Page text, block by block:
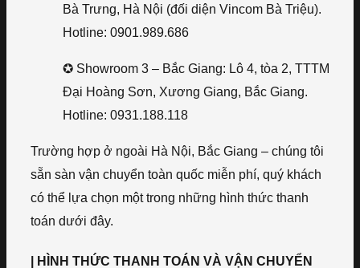
Bà Trưng, Hà Nội (đối diện Vincom Bà Triệu).
Hotline: 0901.989.686
✪ Showroom 3 – Bắc Giang: Lô 4, tòa 2, TTTM
Đại Hoàng Sơn, Xương Giang, Bắc Giang.
Hotline: 0931.188.118
Trường hợp ở ngoài Hà Nội, Bắc Giang – chúng tôi
sẵn sàn vận chuyển toàn quốc miễn phí, quý khách
có thể lựa chọn một trong những hình thức thanh
toán dưới đây.
| HÌNH THỨC THANH TOÁN VÀ VẬN CHUYỂN